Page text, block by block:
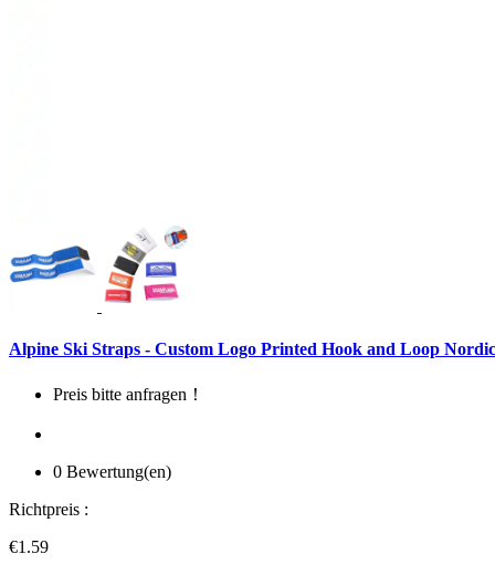
Alpine Ski Straps - Custom Logo Printed Hook and Loop
Preis bitte anfragen！
0 Bewertung(en)
Richtpreis :
€1.59